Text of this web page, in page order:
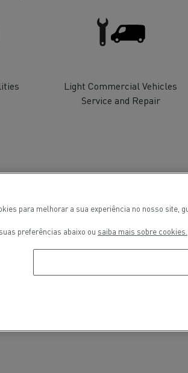
Light Commercial Vehicles
Service and Repair
para melhorar a sua experiência no nosso site,
preferências abaixo ou saiba mais sobre cookies.